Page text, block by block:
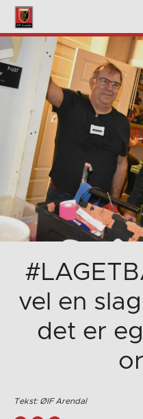
vel en
det er
Tekst: ØIF Arendal